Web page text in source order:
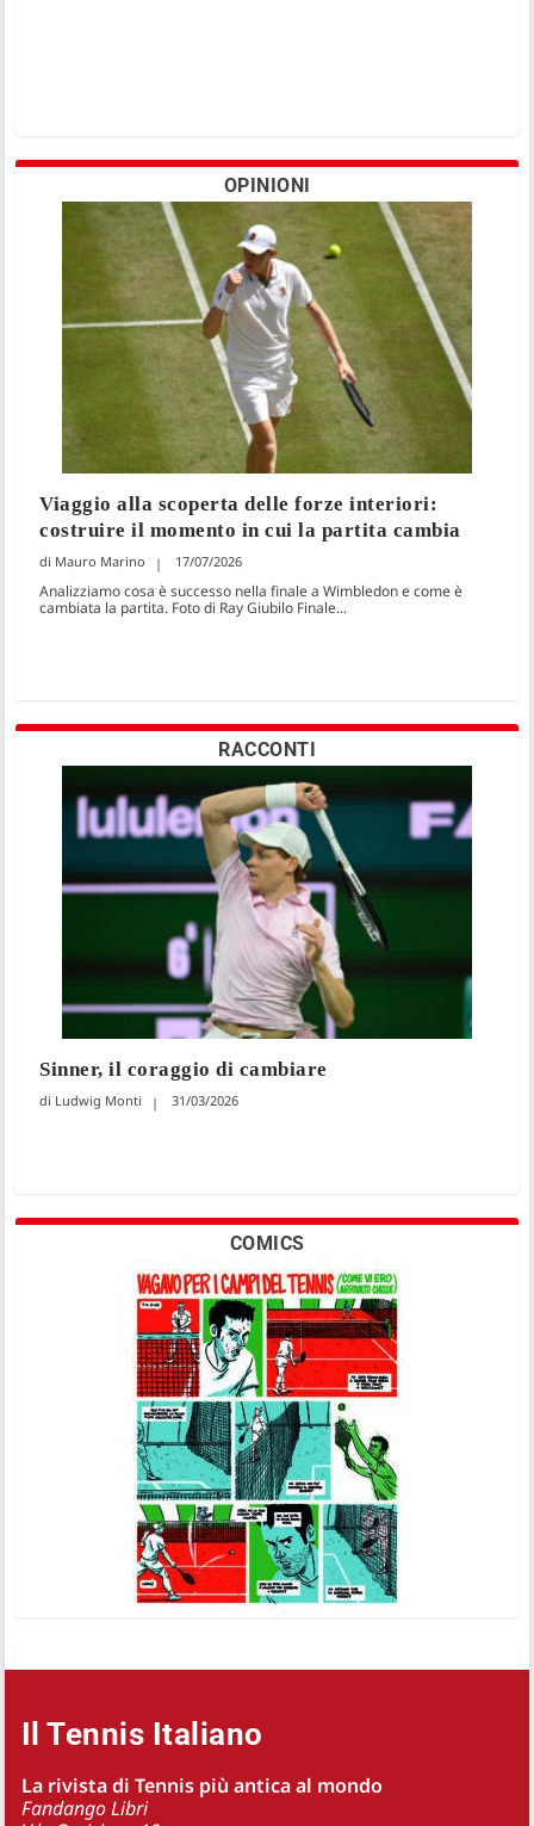
OPINIONI
Viaggio alla scoperta delle forze interiori:
costruire il momento in cui la partita cambia
Mauro Marino 17/07/2026
Analizziamo cosa è successo nella finale a Wimbledon e come è
cambiata la partita. Foto di Ray Giubilo Finale...
RACCONTI
Sinner, il coraggio di cambiare
Ludwig Monti 31/03/2026
COMICS
Il Tennis Italiano
La rivista di Tennis più antica al mondo
Fandango Libri